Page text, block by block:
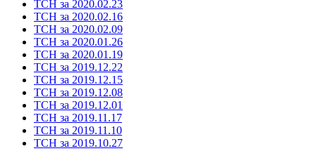
ТСН за 2020.02.23
ТСН за 2020.02.16
ТСН за 2020.02.09
ТСН за 2020.01.26
ТСН за 2020.01.19
ТСН за 2019.12.22
ТСН за 2019.12.15
ТСН за 2019.12.08
ТСН за 2019.12.01
ТСН за 2019.11.17
ТСН за 2019.11.10
ТСН за 2019.10.27